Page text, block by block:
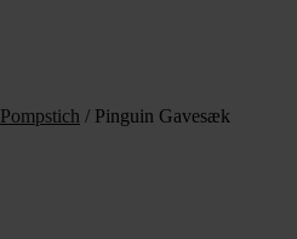
Pompstich / Pinguin Gavesæk